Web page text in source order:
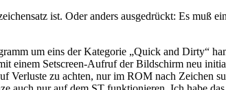
ist. Oder anders ausgedrückt: Es
um eins der Kategorie „Quick and Dirty“
einem Setscreen-Aufruf der Bildschirm neu
Verluste zu achten, nur im ROM nach Zeichen